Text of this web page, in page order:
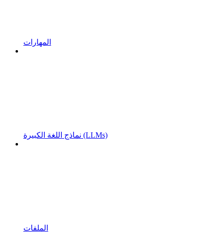
المهارات
نماذج اللغة الكبيرة (LLMs)
الملفات